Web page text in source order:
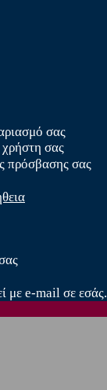
σας
σας
πρόσβασης σας
με e-mail σε εσάς.